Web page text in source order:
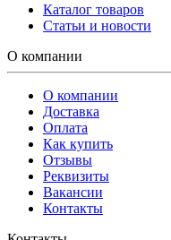
Каталог товаров
Статьи и новости
О компании
О компании
Доставка
Оплата
Как купить
Отзывы
Реквизиты
Вакансии
Контакты